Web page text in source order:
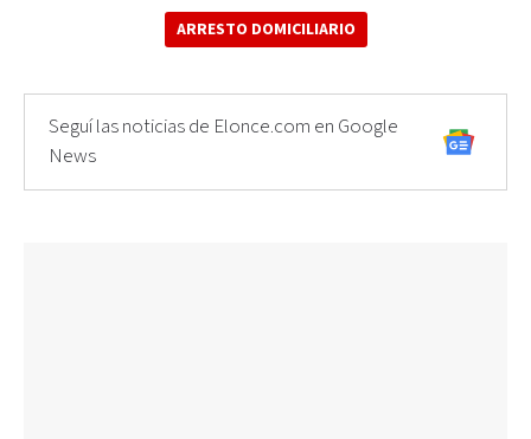
ARRESTO DOMICILIARIO
Seguí las noticias de Elonce.com en Google
News